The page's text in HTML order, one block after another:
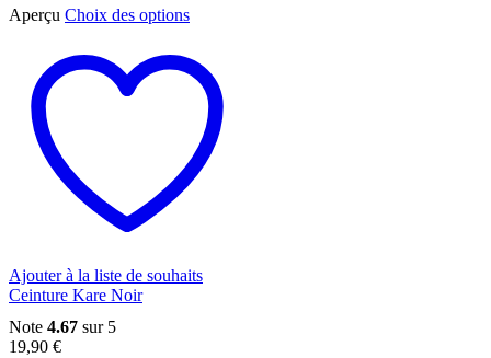
Aperçu Choix des optionsCe
plusieurs
variations.
Les
options
peuvent
être
choisies
du
produit
Ajouter à la liste de souhaits
Ceinture Kare Noir
Note 4.67 sur 5
19,90 €